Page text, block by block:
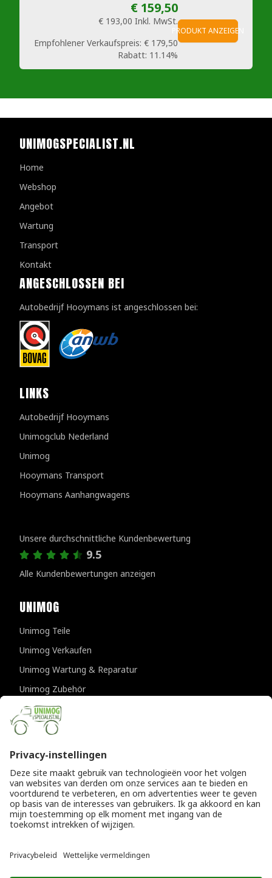
€ 159,50
€ 193,00 Inkl. MwSt.
Empfohlener Verkaufspreis: € 179,50
Rabatt: 11.14%
PRODUKT ANZEIGEN
UNIMOGSPECIALIST.NL
Home
Webshop
Angebot
Wartung
Transport
Kontakt
ANGESCHLOSSEN BEI
Autobedrijf Hooymans ist angeschlossen bei:
LINKS
Autobedrijf Hooymans
Unimogclub Nederland
Unimog
Hooymans Transport
Hooymans Aanhangwagens
Unsere durchschnittliche Kundenbewertung
9.5
Alle Kundenbewertungen anzeigen
UNIMOG
Unimog Teile
Unimog Verkaufen
Unimog Wartung & Reparatur
Unimog Zubehör
Unimog APK-prufungen
KONTAKTDATEN
Provincialeweg 94-98
Die Niederlande
T+31 (0)418 632073
Einfo@unimogspecialist.nl